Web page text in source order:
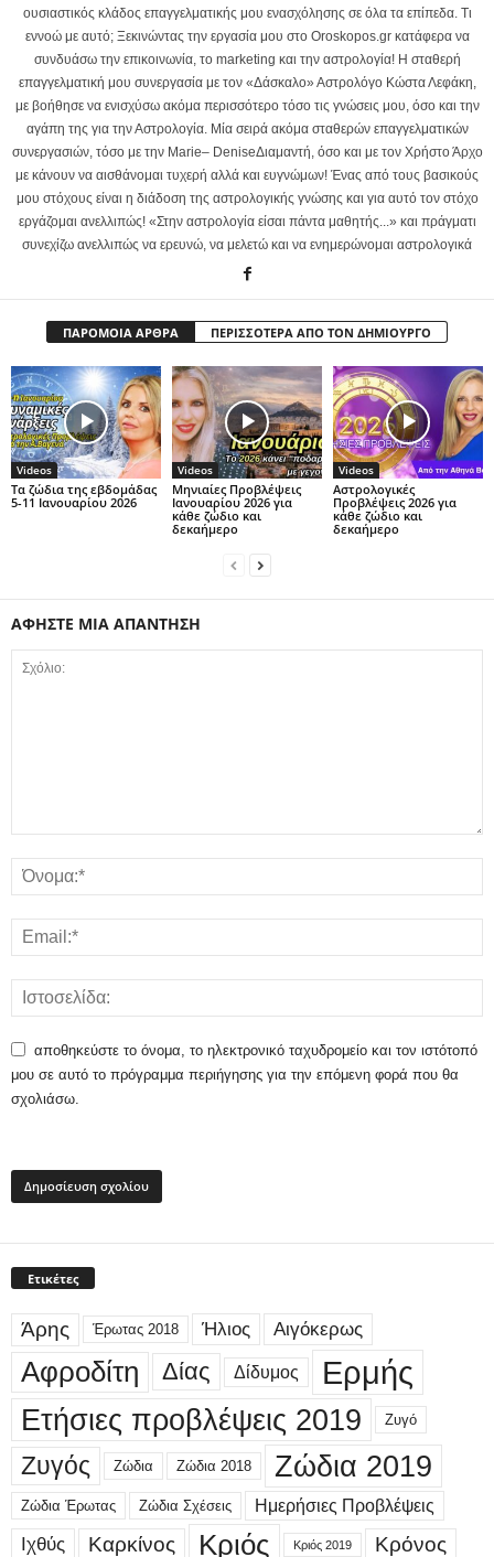
ουσιαστικός κλάδος επαγγελματικής μου ενασχόλησης σε όλα τα επίπεδα. Τι
εννοώ με αυτό; Ξεκινώντας την εργασία μου στο Oroskopos.gr κατάφερα να
συνδυάσω την επικοινωνία, το marketing και την αστρολογία! Η σταθερή
επαγγελματική μου συνεργασία με τον «Δάσκαλο» Αστρολόγο Κώστα Λεφάκη,
με βοήθησε να ενισχύσω ακόμα περισσότερο τόσο τις γνώσεις μου, όσο και την
αγάπη της για την Αστρολογία. Μία σειρά ακόμα σταθερών επαγγελματικών
συνεργασιών, τόσο με την Marie– DeniseΔιαμαντή, όσο και με τον Χρήστο Άρχο
με κάνουν να αισθάνομαι τυχερή αλλά και ευγνώμων! Ένας από τους βασικούς
μου στόχους είναι η διάδοση της αστρολογικής γνώσης και για αυτό τον στόχο
εργάζομαι ανελλιπώς! «Στην αστρολογία είσαι πάντα μαθητής...» και πράγματι
συνεχίζω ανελλιπώς να ερευνώ, να μελετώ και να ενημερώνομαι αστρολογικά
ΠΑΡΟΜΟΙΑ ΑΡΘΡΑ ΠΕΡΙΣΣΟΤΕΡΑ ΑΠΟ ΤΟΝ ΔΗΜΙΟΥΡΓΟ
Videos
Τα ζώδια της εβδομάδας
5-11 Ιανουαρίου 2026
Videos
Μηνιαίες Προβλέψεις
Ιανουαρίου 2026 για
κάθε ζώδιο και
δεκαήμερο
Videos
Αστρολογικές
Προβλέψεις 2026 για
κάθε ζώδιο και
δεκαήμερο
ΑΦΗΣΤΕ ΜΙΑ ΑΠΑΝΤΗΣΗ
αποθηκεύστε το όνομα, το ηλεκτρονικό ταχυδρομείο και τον ιστότοπό
μου σε αυτό το πρόγραμμα περιήγησης για την επόμενη φορά που θα
σχολιάσω.
Ετικέτες
Άρης Έρωτας 2018 Ήλιος Αιγόκερως
Αφροδίτη Δίας Δίδυμος Ερμής
Ετήσιες προβλέψεις 2019 Ζυγό
Ζυγός Ζώδια Ζώδια 2018 Ζώδια 2019
Ζώδια Έρωτας Ζώδια Σχέσεις Ημερήσιες Προβλέψεις
Ιχθύς Καρκίνος Κριός Κριός 2019 Κρόνος